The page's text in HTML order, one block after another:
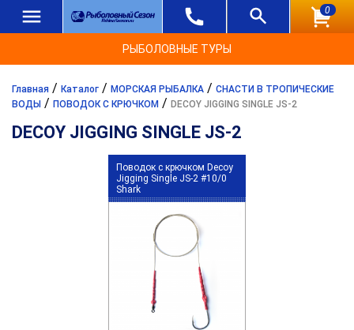
0
РЫБОЛОВНЫЕ ТУРЫ
Главная / Каталог / МОРСКАЯ РЫБАЛКА / СНАСТИ В ТРОПИЧЕСКИЕ
ВОДЫ / ПОВОДОК С КРЮЧКОМ / DECOY JIGGING SINGLE JS-2
DECOY JIGGING SINGLE JS-2
Поводок с крючком Decoy
Jigging Single JS-2 #10/0
Shark